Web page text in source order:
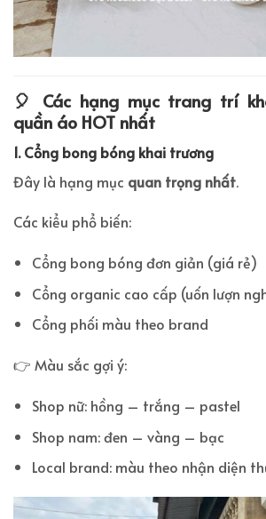
🎈 Các hạng mục trang trí
quần áo HOT nhất
1. Cổng bong bóng khai trương
Đây là hạng mục quan trọng nhất.
Các kiểu phổ biến:
Cổng bong bóng đơn giản (giá rẻ)
Cổng organic cao cấp (uốn lượn
Cổng phối màu theo brand
👉 Màu sắc gợi ý:
Shop nữ: hồng – trắng – pastel
Shop nam: đen – vàng – bạc
Local brand: màu theo nhận diện